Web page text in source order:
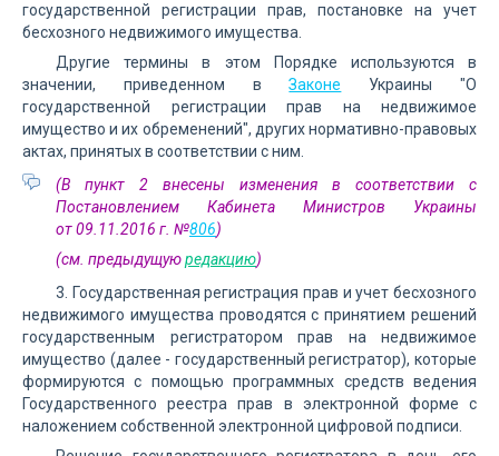
государственной регистрации прав, постановке на учет
бесхозного недвижимого имущества.
Другие термины в этом Порядке используются в
значении, приведенном вЗаконе Украины "О
государственной регистрации прав на недвижимое
имущество и их обременений", других нормативно-правовых
актах, принятых в соответствии с ним.
(В пункт 2 внесены изменения в соответствии с
Постановлением Кабинета Министров Украины
от 09.11.2016 г. №806)
(см. предыдущуюредакцию)
3. Государственная регистрация прав и учет бесхозного
недвижимого имущества проводятся с принятием решений
государственным регистратором прав на недвижимое
имущество (далее - государственный регистратор), которые
формируются с помощью программных средств ведения
Государственного реестра прав в электронной форме с
наложением собственной электронной цифровой подписи.